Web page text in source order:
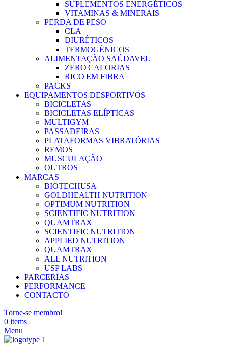
SUPLEMENTOS ENERGÉTICOS
VITAMINAS & MINERAIS
PERDA DE PESO
CLA
DIURÉTICOS
TERMOGÉNICOS
ALIMENTAÇÃO SAÚDAVEL
ZERO CALORIAS
RICO EM FIBRA
PACKS
EQUIPAMENTOS DESPORTIVOS
BICICLETAS
BICICLETAS ELÍPTICAS
MULTIGYM
PASSADEIRAS
PLATAFORMAS VIBRATÓRIAS
REMOS
MUSCULAÇÃO
OUTROS
MARCAS
BIOTECHUSA
GOLDHEALTH NUTRITION
OPTIMUM NUTRITION
SCIENTIFIC NUTRITION
QUAMTRAX
SCIENTIFIC NUTRITION
APPLIED NUTRITION
QUAMTRAX
ALL NUTRITION
USP LABS
PARCERIAS
PERFORMANCE
CONTACTO
Torne-se membro!
0 items
Menu